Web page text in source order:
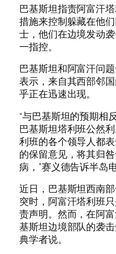
巴基斯坦指责阿富汗
措施来控制躲藏在他
士，他们在边境发动
一指控。
巴基斯坦和阿富汗问
表示，来自其西部邻
乎正在迅速出现。
“与巴基斯坦的预期相
巴基斯坦塔利班公然
利班的各个领导人都
的保留意见，将其归
病，”赛义德告诉半岛
近日，巴基斯坦西南
突时，阿富汗塔利班
责声明。然而，在阿
基斯坦边境部队的袭
典学者说。